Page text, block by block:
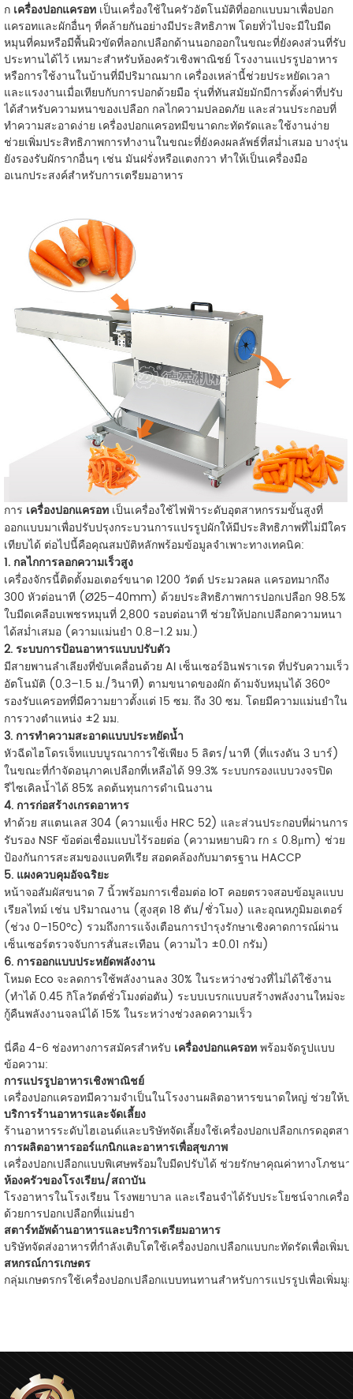
ก เครื่องปอกแครอท เป็นเครื่องใช้ในครัวอัตโนมัติที่ออกแบบมาเพื่อปอก
แครอทและผักอื่นๆ ที่คล้ายกันอย่างมีประสิทธิภาพ โดยทั่วไปจะมีใบมีด
หมุนที่คมหรือมีพื้นผิวขัดที่ลอกเปลือกด้านนอกออกในขณะที่ยังคงส่วนที่รับ
ประทานได้ไว้ เหมาะสำหรับห้องครัวเชิงพาณิชย์ โรงงานแปรรูปอาหาร
หรือการใช้งานในบ้านที่มีปริมาณมาก เครื่องเหล่านี้ช่วยประหยัดเวลา
และแรงงานเมื่อเทียบกับการปอกด้วยมือ รุ่นที่ทันสมัยมักมีการตั้งค่าที่ปรับ
ได้สำหรับความหนาของเปลือก กลไกความปลอดภัย และส่วนประกอบที่
ทำความสะอาดง่าย เครื่องปอกแครอทมีขนาดกะทัดรัดและใช้งานง่าย
ช่วยเพิ่มประสิทธิภาพการทำงานในขณะที่ยังคงผลลัพธ์ที่สม่ำเสมอ บางรุ่น
ยังรองรับผักรากอื่นๆ เช่น มันฝรั่งหรือแตงกวา ทำให้เป็นเครื่องมือ
อเนกประสงค์สำหรับการเตรียมอาหาร
การ เครื่องปอกแครอท เป็นเครื่องใช้ไฟฟ้าระดับอุตสาหกรรมขั้นสูงที่
ออกแบบมาเพื่อปรับปรุงกระบวนการแปรรูปผักให้มีประสิทธิภาพที่ไม่มีใคร
เทียบได้ ต่อไปนี้คือคุณสมบัติหลักพร้อมข้อมูลจำเพาะทางเทคนิค:
1. กลไกการลอกความเร็วสูง
เครื่องจักรนี้ติดตั้งมอเตอร์ขนาด 1200 วัตต์ ประมวลผล แครอทมากถึง
300 หัวต่อนาที (Ø25–40mm) ด้วยประสิทธิภาพการปอกเปลือก 98.5%
ใบมีดเคลือบเพชรหมุนที่ 2,800 รอบต่อนาที ช่วยให้ปอกเปลือกความหนา
ได้สม่ำเสมอ (ความแม่นยำ 0.8–1.2 มม.)
2. ระบบการป้อนอาหารแบบปรับตัว
มีสายพานลำเลียงที่ขับเคลื่อนด้วย AI เซ็นเซอร์อินฟราเรด ที่ปรับความเร็ว
อัตโนมัติ (0.3–1.5 ม./วินาที) ตามขนาดของผัก ด้ามจับหมุนได้ 360°
รองรับแครอทที่มีความยาวตั้งแต่ 15 ซม. ถึง 30 ซม. โดยมีความแม่นยำใน
การวางตำแหน่ง ±2 มม.
3. การทำความสะอาดแบบประหยัดน้ำ
หัวฉีดไฮโดรเจ็ทแบบบูรณาการใช้เพียง 5 ลิตร/นาที (ที่แรงดัน 3 บาร์)
ในขณะที่กำจัดอนุภาคเปลือกที่เหลือได้ 99.3% ระบบกรองแบบวงจรปิด
รีไซเคิลน้ำได้ 85% ลดต้นทุนการดำเนินงาน
4. การก่อสร้างเกรดอาหาร
ทำด้วย สแตนเลส 304 (ความแข็ง HRC 52) และส่วนประกอบที่ผ่านการ
รับรอง NSF ข้อต่อเชื่อมแบบไร้รอยต่อ (ความหยาบผิว rก ≤ 0.8μm) ช่วย
ป้องกันการสะสมของแบคทีเรีย สอดคล้องกับมาตรฐาน HACCP
5. แผงควบคุมอัจฉริยะ
หน้าจอสัมผัสขนาด 7 นิ้วพร้อมการเชื่อมต่อ IoT คอยตรวจสอบข้อมูลแบบ
เรียลไทม์ เช่น ปริมาณงาน (สูงสุด 18 ตัน/ชั่วโมง) และอุณหภูมิมอเตอร์
(ช่วง 0–150°c) รวมถึงการแจ้งเตือนการบำรุงรักษาเชิงคาดการณ์ผ่าน
เซ็นเซอร์ตรวจจับการสั่นสะเทือน (ความไว ±0.01 กรัม)
6. การออกแบบประหยัดพลังงาน
โหมด Eco จะลดการใช้พลังงานลง 30% ในระหว่างช่วงที่ไม่ได้ใช้งาน
(ทำได้ 0.45 กิโลวัตต์ชั่วโมงต่อตัน) ระบบเบรกแบบสร้างพลังงานใหม่จะ
กู้คืนพลังงานจลน์ได้ 15% ในระหว่างช่วงลดความเร็ว
นี่คือ 4-6 ช่องทางการสมัครสำหรับ เครื่องปอกแครอทพร้อมจัดรูปแบบ
ข้อความ:
การแปรรูปอาหารเชิงพาณิชย์
เครื่องปอกแครอทมีความจำเป็นในโรงงานผลิตอาหารขนาดใหญ่ ช่วย
บริการร้านอาหารและจัดเลี้ยง
ร้านอาหารระดับไฮเอนด์และบริษัทจัดเลี้ยงใช้เครื่องปอกเปลือกเกรดอุ
การผลิตอาหารออร์แกนิกและอาหารเพื่อสุขภาพ
เครื่องปอกเปลือกแบบพิเศษพร้อมใบมีดปรับได้ ช่วยรักษาคุณค่าทางโภช
ห้องครัวของโรงเรียน/สถาบัน
โรงอาหารในโรงเรียน โรงพยาบาล และเรือนจำได้รับประโยชน์จากเ
ด้วยการปอกเปลือกที่แม่นยำ
สตาร์ทอัพด้านอาหารและบริการเตรียมอาหาร
บริษัทจัดส่งอาหารที่กำลังเติบโตใช้เครื่องปอกเปลือกแบบกะทัดรัดเพื่อเ
สหกรณ์การเกษตร
กลุ่มเกษตรกรใช้เครื่องปอกเปลือกแบบทนทานสำหรับการแปรรูปเพื่อเพิ่